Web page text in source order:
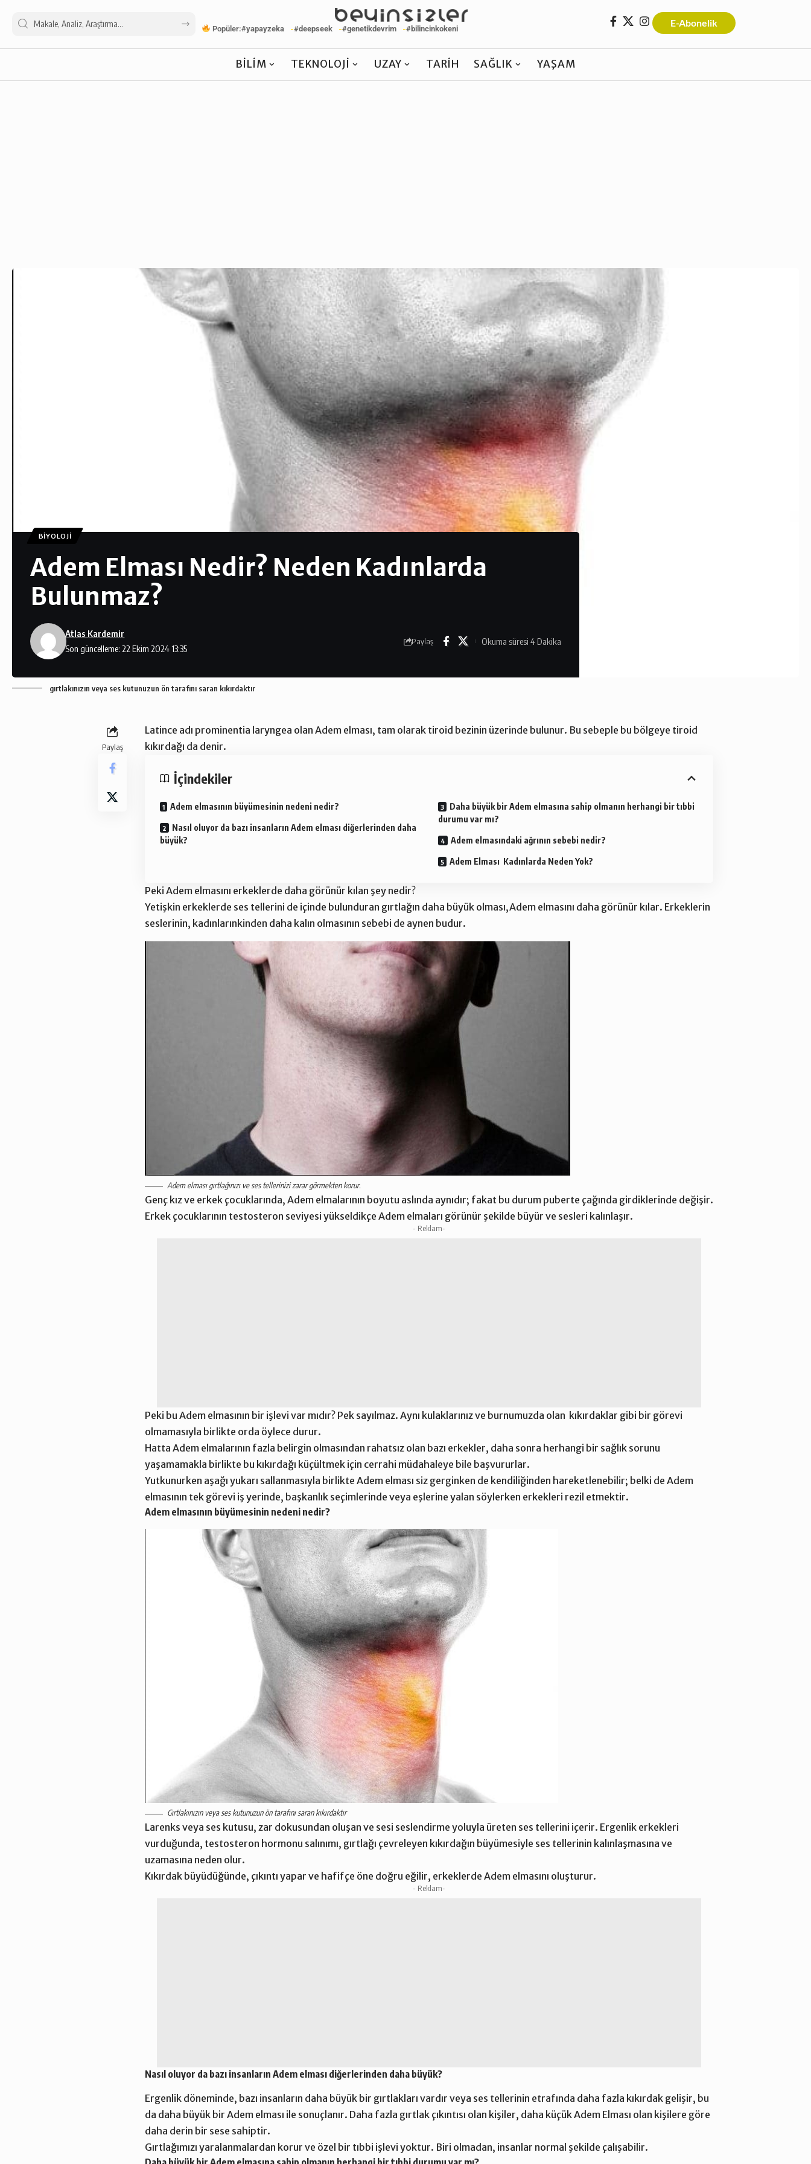
Popüler:#yapayzeka #deepseek #genetikdevrim #bilincinkokeni
E-Abonelik
BILIM TEKNOLOJI UZAY TARIH SAĞLIK YAŞAM
BIYOLOJI
Adem Elması Nedir? Neden Kadınlarda
Bulunmaz?
Son güncelleme: 22 Ekim 2024 13:35
Atlas Kardemir
Paylaş Okuma süresi 4 Dakika
gırtlakınızın veya ses kutunuzun ön tarafını saran kıkırdaktır
Paylaş
Latince adı prominentia laryngea olan Adem elması, tam olarak tiroid bezinin üzerinde bulunur. Bu sebeple bu bölgeye tiroid
kıkırdağı da denir.
İçindekiler
Adem elmasının büyümesinin nedeni nedir?
Nasıl oluyor da bazı insanların Adem elması diğerlerinden daha
büyük?
Daha büyük bir Adem elmasına sahip olmanın herhangi bir tıbbi
durumu var mı?
Adem elmasındaki ağrının sebebi nedir?
Adem Elması Kadınlarda Neden Yok?
Peki Adem elmasını erkeklerde daha görünür kılan şey nedir?
Yetişkin erkeklerde ses tellerini de içinde bulunduran gırtlağın daha büyük olması,Adem elmasını daha görünür kılar. Erkeklerin
seslerinin, kadınlarınkinden daha kalın olmasının sebebi de aynen budur.
Adem elması gırtlağınızı ve ses tellerinizi zarar görmekten korur.
Genç kız ve erkek çocuklarında, Adem elmalarının boyutu aslında aynıdır; fakat bu durum puberte çağında girdiklerinde değişir.
Erkek çocuklarının testosteron seviyesi yükseldikçe Adem elmaları görünür şekilde büyür ve sesleri kalınlaşır.
- Reklam-
Peki bu Adem elmasının bir işlevi var mıdır? Pek sayılmaz. Aynı kulaklarınız ve burnumuzda olan kıkırdaklar gibi bir görevi
olmamasıyla birlikte orda öylece durur.
Hatta Adem elmalarının fazla belirgin olmasından rahatsız olan bazı erkekler, daha sonra herhangi bir sağlık sorunu
yaşamamakla birlikte bu kıkırdağı küçültmek için cerrahi müdahaleye bile başvururlar.
Yutkunurken aşağı yukarı sallanmasıyla birlikte Adem elması siz gerginken de kendiliğinden hareketlenebilir; belki de Adem
elmasının tek görevi iş yerinde, başkanlık seçimlerinde veya eşlerine yalan söylerken erkekleri rezil etmektir.
Adem elmasının büyümesinin nedeni nedir?
Gırtlakınızın veya ses kutunuzun ön tarafını saran kıkırdaktır
Larenks veya ses kutusu, zar dokusundan oluşan ve sesi seslendirme yoluyla üreten ses tellerini içerir. Ergenlik erkekleri
vurduğunda, testosteron hormonu salınımı, gırtlağı çevreleyen kıkırdağın büyümesiyle ses tellerinin kalınlaşmasına ve
uzamasına neden olur.
Kıkırdak büyüdüğünde, çıkıntı yapar ve hafifçe öne doğru eğilir, erkeklerde Adem elmasını oluşturur.
- Reklam-
Nasıl oluyor da bazı insanların Adem elması diğerlerinden daha büyük?
Ergenlik döneminde, bazı insanların daha büyük bir gırtlakları vardır veya ses tellerinin etrafında daha fazla kıkırdak gelişir, bu
da daha büyük bir Adem elması ile sonuçlanır. Daha fazla gırtlak çıkıntısı olan kişiler, daha küçük Adem Elması olan kişilere göre
daha derin bir sese sahiptir.
Gırtlağımızı yaralanmalardan korur ve özel bir tıbbi işlevi yoktur. Biri olmadan, insanlar normal şekilde çalışabilir.